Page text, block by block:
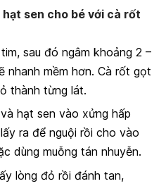
sen cho bé với cà rốt
sau đó ngâm khoảng 2 –
nhanh mềm hơn. Cà rốt gọt
thành từng lát.
hạt sen vào xửng hấp
ra để nguội rồi cho vào
dùng muỗng tán nhuyễn.
lòng đỏ rồi đánh tan,